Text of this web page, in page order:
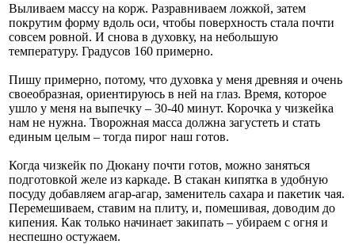
Выливаем массу на корж. Разравниваем ложкой, затем
покрутим форму вдоль оси, чтобы поверхность стала почти
совсем ровной. И снова в духовку, на небольшую
температуру. Градусов 160 примерно.
Пишу примерно, потому, что духовка у меня древняя и очень
своеобразная, ориентируюсь в ней на глаз. Время, которое
ушло у меня на выпечку – 30-40 минут. Корочка у чизкейка
нам не нужна. Творожная масса должна загустеть и стать
единым целым – тогда пирог наш готов.
Когда чизкейк по Дюкану почти готов, можно заняться
подготовкой желе из каркаде. В стакан кипятка в удобную
посуду добавляем агар-агар, заменитель сахара и пакетик чая.
Перемешиваем, ставим на плиту, и, помешивая, доводим до
кипения. Как только начинает закипать – убираем с огня и
неспешно остужаем.